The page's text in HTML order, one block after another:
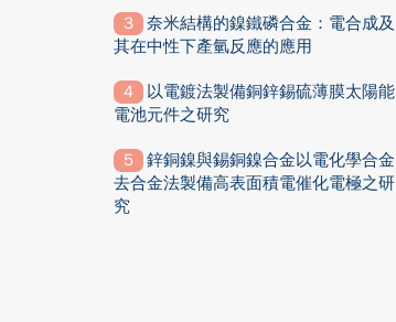
奈米結構的鎳鐵磷合金：電合成及
其在中性下產氫反應的應用
以電鍍法製備銅鋅錫硫薄膜太陽能
電池元件之研究
鋅銅鎳與錫銅鎳合金以電化學合金
去合金法製備高表面積電催化電極之研
究